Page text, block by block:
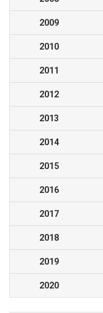
2009
2010
2011
2012
2013
2014
2015
2016
2017
2018
2019
2020